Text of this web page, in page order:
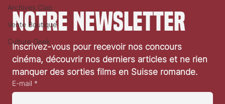
Archives Clap
Vente Boutique
Culture Geek
«Disclosure Day» de Steven Spielberg: critique
vidéo
notre newsletter
Inscrivez-vous pour recevoir nos concours
cinéma, découvrir nos derniers articles et ne rien
manquer des sorties films en Suisse romande.
E-mail *